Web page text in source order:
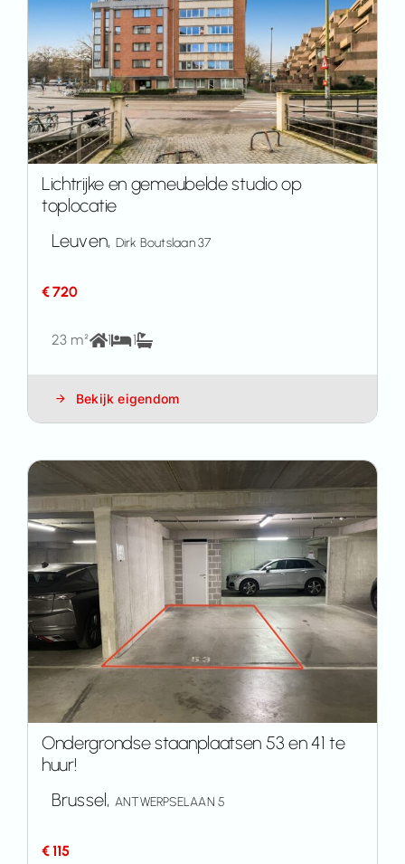
Lichtrijke en gemeubelde studio op
toplocatie
Leuven, Dirk Boutslaan 37
€ 720
23 m² 1 1
Bekijk eigendom
Ondergrondse staanplaatsen 53 en 41 te
huur!
Brussel, ANTWERPSELAAN 5
€ 115